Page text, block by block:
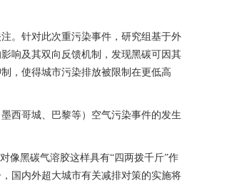
。针对此次重污染事件，研究组基于外
响及其双向反馈机制，发现黑碳可因其
，使得城市污染排放被限制在更低高
西哥城、巴黎等）空气污染事件的发生
黑碳气溶胶这样具有“四两拨千斤”作
国内外超大城市有关减排对策的实施将